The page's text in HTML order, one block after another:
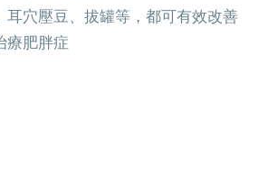
耳穴壓豆、拔罐等，都可有效改善
療肥胖症